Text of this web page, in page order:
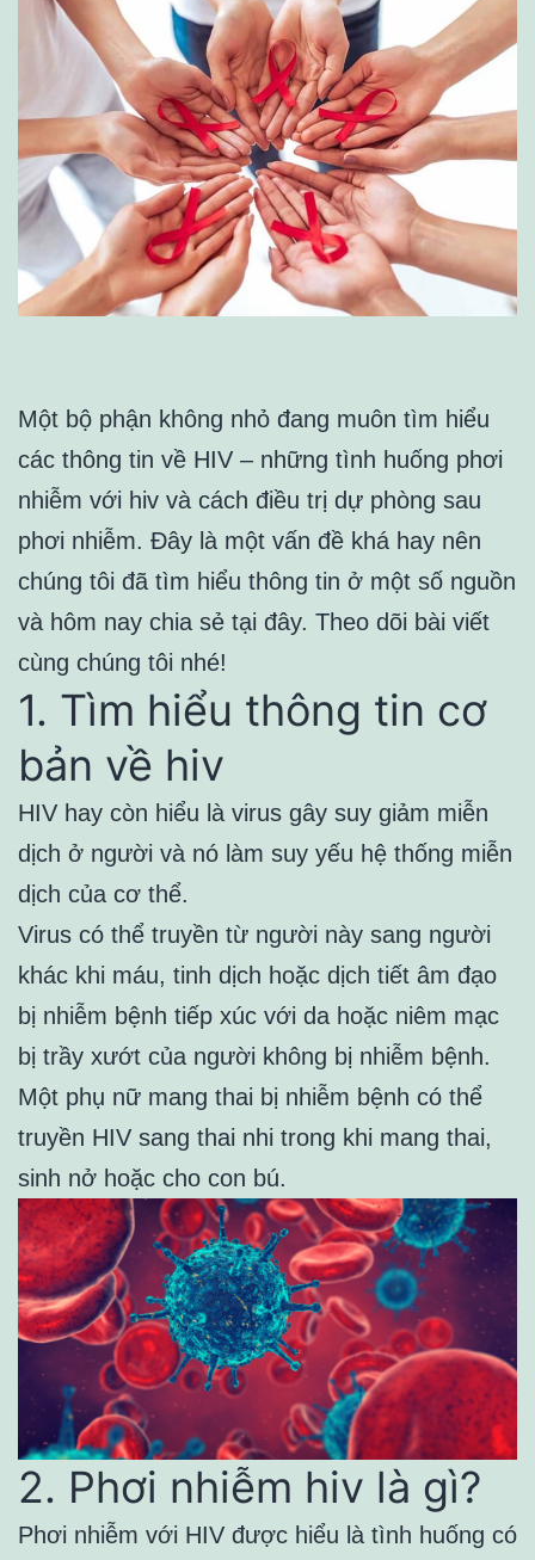
Một bộ phận không nhỏ đang muôn tìm hiểu
các thông tin về HIV – những tình huống phơi
nhiễm với hiv và cách điều trị dự phòng sau
phơi nhiễm. Đây là một vấn đề khá hay nên
chúng tôi đã tìm hiểu thông tin ở một số nguồn
và hôm nay chia sẻ tại đây. Theo dõi bài viết
cùng chúng tôi nhé!
1. Tìm hiểu thông tin cơ
bản về hiv
HIV hay còn hiểu là virus gây suy giảm miễn
dịch ở người và nó làm suy yếu hệ thống miễn
dịch của cơ thể.
Virus có thể truyền từ người này sang người
khác khi máu, tinh dịch hoặc dịch tiết âm đạo
bị nhiễm bệnh tiếp xúc với da hoặc niêm mạc
bị trầy xướt của người không bị nhiễm bệnh.
Một phụ nữ mang thai bị nhiễm bệnh có thể
truyền HIV sang thai nhi trong khi mang thai,
sinh nở hoặc cho con bú.
2. Phơi nhiễm hiv là gì?
Phơi nhiễm với HIV được hiểu là tình huống có